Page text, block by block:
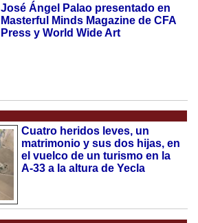
José Ángel Palao presentado en
Masterful Minds Magazine de CFA
Press y World Wide Art
Cuatro heridos leves, un
matrimonio y sus dos hijas, en
el vuelco de un turismo en la
A-33 a la altura de Yecla